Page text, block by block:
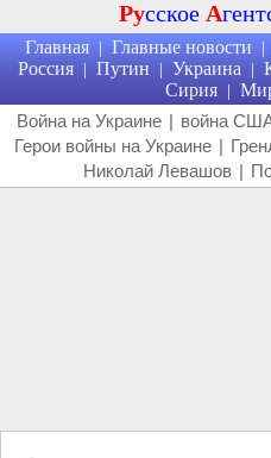
Русское А
Главная | Главные новости |
Россия | Путин | Украина |
Сирия |
Война на Украине | война
Герои войны на Украине |
Николай Левашов |